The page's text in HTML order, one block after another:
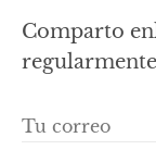
Comparto